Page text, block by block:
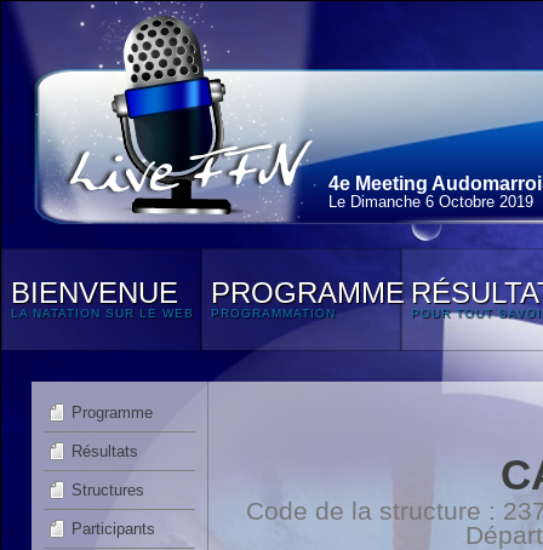
4e Meeting
Le Dimanche 6 Octobre 2019
BIENVENUE
LA NATATION SUR LE WEB
PROGRAMME
PROGRAMMATION POUR TOUT
Programme
Résultats
Structures
Participants
Code de la structure :